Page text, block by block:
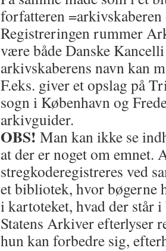
forfatteren
Registreringen rummer
være både Danske
arkivskaberens navn kan
F.eks. giver et opslag på
sogn i København og
arkivguider.
OBS! Man kan ikke se
at der er noget om emnet.
stregkoderegistreres ved
et bibliotek, hvor bøgerne
i kartoteket, hvad der står
Statens Arkiver efterlyser
hun kan forbedre sig,